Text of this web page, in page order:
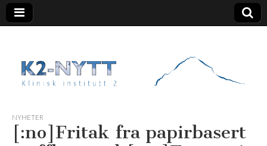
K2 Nytt
NYHETER
[:no]Fritak fra papirbasert